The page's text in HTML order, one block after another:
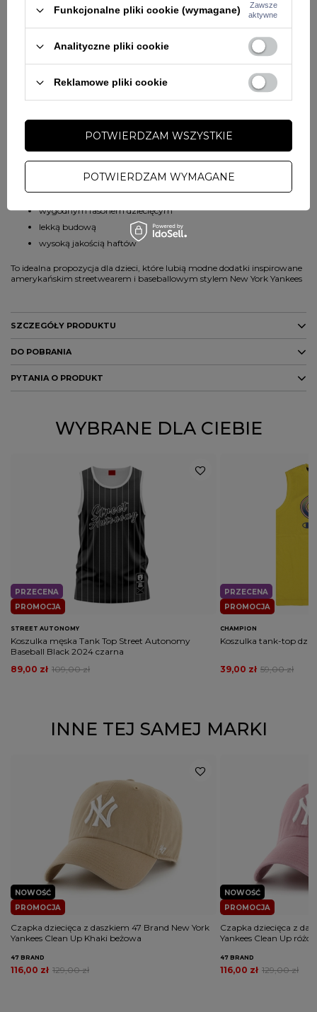
rozpoznawalnych dodatków streetwearowych na świecie. Wersja
dziecięca Mesh Kids pozwala najmłodszym tworzyć modne stylizacje
Dlaczego warto wybrać czapkę dziecięcą 47 Brand?
Model wyróżnia się:
kultowym stylem MLB
przewiewną konstrukcją mesh
wygodnym fasonem dziecięcym
lekką budową
wysoką jakością haftów
To idealna propozycja dla dzieci, które lubią modne dodatki inspirowane
amerykańskim streetwearem i baseballowym stylem New York Yankees
SZCZEGÓŁY PRODUKTU
Marka 47 Brand
Kod producenta
Potwierdź obecność oznaczeń lub etykiet
DO POBRANIA
PYTANIA O PRODUKT
ZADAJ PYTANIE
WYBRANE DLA CIEBIE
PROMOCJA
PRZECENA
STREET AUTONOMY
Koszulka męska Tank Top Street Autonomy
Baseball Black 2024 czarna
109,00 zł
89,00 zł
PROMOCJA
PRZECENA
CHAMPION
Koszulka tank-top
59,00 zł
39,00 zł
INNE TEJ SAMEJ MARKI
PROMOCJA
NOWOŚĆ
Czapka dziecięca z daszkiem 47 Brand New York
Yankees Clean Up Khaki beżowa
47 BRAND
129,00 zł
116,00 zł
PROMOCJA
NOWOŚĆ
Czapka dziecięca z
Yankees Clean Up
47 BRAND
129,00 zł
116,00 zł
Funkcjonalne pliki cookie (wymagane)
Zawsze
aktywne
Analityczne pliki cookie
Reklamowe pliki cookie
POTWIERDZAM WYMAGANE
POTWIERDZAM WSZYSTKIE